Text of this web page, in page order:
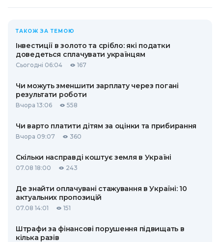
ТАКОЖ ЗА ТЕМОЮ
Інвестиції в золото та срібло: які податки
доведеться сплачувати українцям
Сьогодні 06:04 167
Чи можуть зменшити зарплату через погані
результати роботи
Вчора 13:06 558
Чи варто платити дітям за оцінки та прибирання
Вчора 09:07 360
Скільки насправді коштує земля в Україні
07.08 18:00 243
Де знайти оплачувані стажування в Україні: 10
актуальних пропозицій
07.08 14:01 151
Штрафи за фінансові порушення підвищать в
кілька разів